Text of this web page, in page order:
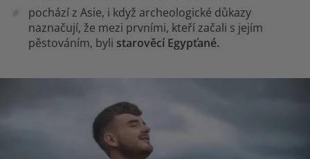
pochází z Asie, i když archeologické důkazy
naznačují, že mezi prvními, kteří začali s jejím
pěstováním, byli starověcí Egypťané.